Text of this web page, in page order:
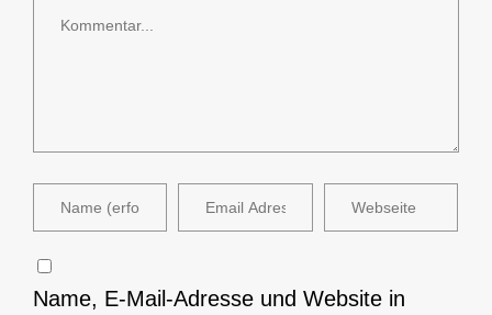
Name, E-Mail-Adresse und Website in